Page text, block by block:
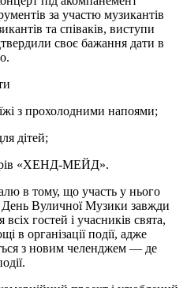
за участю музикантів
та співаків, виступи
своє бажання дати в
з прохолодними напоями;
дітей;
«ХЕНД-МЕЙД».
в тому, що участь у нього
Вуличної Музики завжди
гостей і учасників свята,
в організації події, адже
з новим челенджем — де